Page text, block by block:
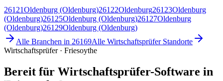
26121Oldenburg (Oldenburg)26122Oldenburg26123Oldenburg
(Oldenburg)26125Oldenburg (Oldenburg)26127Oldenburg
(Oldenburg)26129Oldenburg (Oldenburg)
Alle Branchen in 26169Alle WirtschaftsprüferStandorte
Wirtschaftsprüfer · Friesoythe
Bereit für Wirtschaftsprüfer-Software in